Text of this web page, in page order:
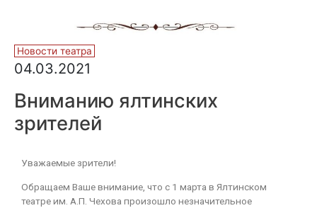
Новости театра
04.03.2021
Вниманию ялтинских
зрителей
Уважаемые зрители!
Обращаем Ваше внимание, что с 1 марта в Ялтинском
театре им. А.П. Чехова произошло незначительное